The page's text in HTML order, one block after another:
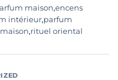
maison,encens
intérieur,parfum
,rituel oriental